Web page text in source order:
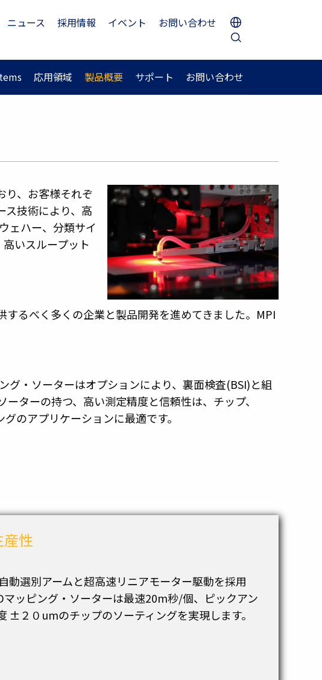
ニュース 採用情報 イベント お問い合わせ
応用領域 製品概要 サポート お問い合わせ
り、お客様それぞ
ス技術により、高
ェハー、分類サイ
いスループット
るべく多くの企業と製品開発を進めてきました。MPI
グ・ソーターはオプションにより、裏面検査(BSI)と組
ターの持つ、高い測定精度と信頼性は、チップ、
のアプリケーションに最適です。
性
動選別アームと超高速リニアモーター駆動を採用
マッピング・ソーターは最速20m秒/個、ピックアン
±２０umのチップのソーティングを実現します。